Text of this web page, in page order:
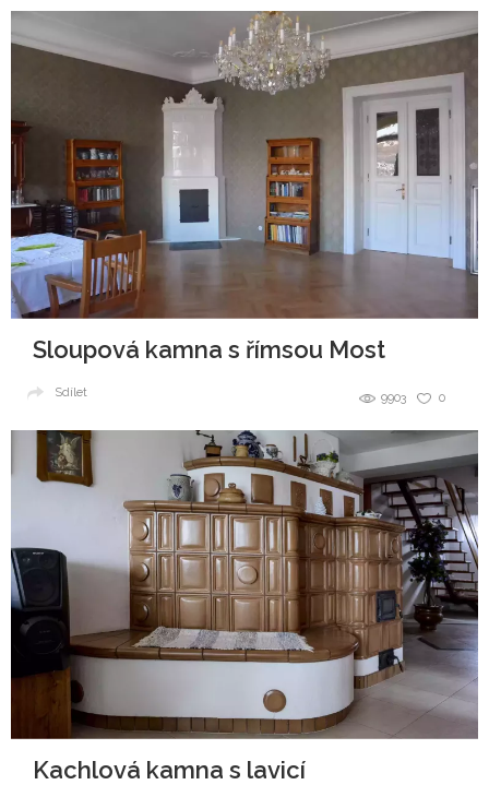
Sloupová kamna s římsou Most
0
9903
Sdílet
Kachlová kamna s lavicí